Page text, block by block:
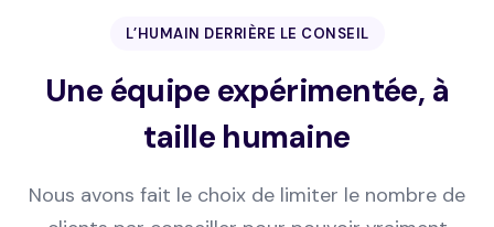
L’HUMAIN DERRIÈRE LE CONSEIL
Une équipe expérimentée, à
taille humaine
Nous avons fait le choix de limiter le nombre de